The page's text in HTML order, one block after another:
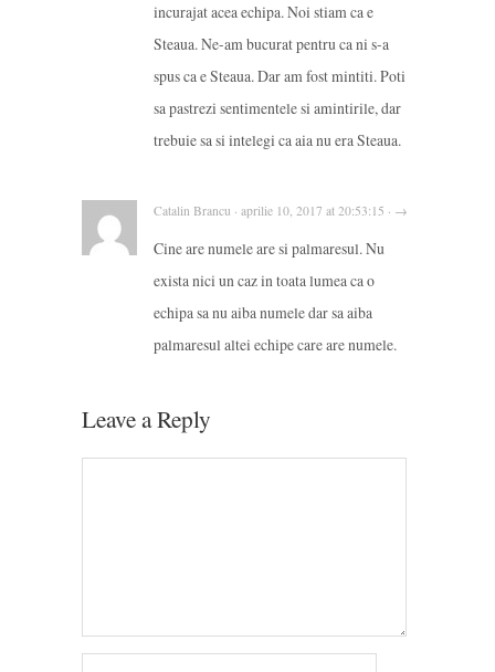
incurajat acea echipa. Noi stiam ca e
Steaua. Ne-am bucurat pentru ca ni s-a
spus ca e Steaua. Dar am fost mintiti. Poti
sa pastrezi sentimentele si amintirile, dar
trebuie sa si intelegi ca aia nu era Steaua.
Catalin Brancu · aprilie 10, 2017 at 20:53:15 · →
Cine are numele are si palmaresul. Nu
exista nici un caz in toata lumea ca o
echipa sa nu aiba numele dar sa aiba
palmaresul altei echipe care are numele.
Leave a Reply